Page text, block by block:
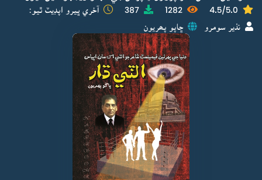
4.5/5.0
1282
387 آخري ڀيرو اپڊيٽ ٿيو:
نذير سومرو ڇاپو پھريون